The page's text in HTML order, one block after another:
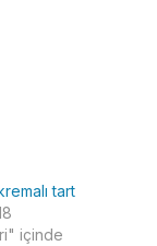
tart
içinde